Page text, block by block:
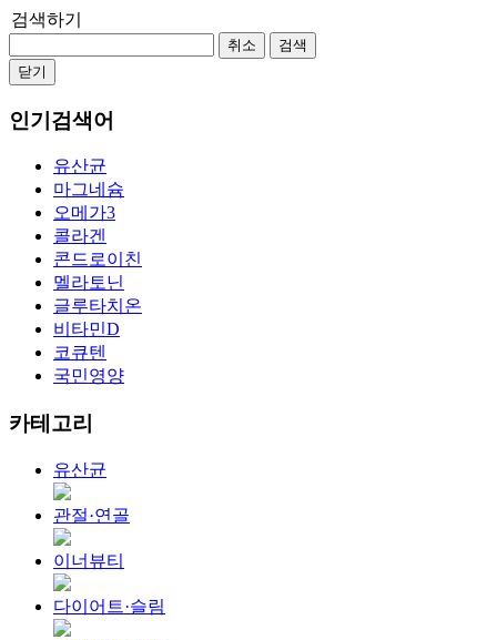
검색하기
취소
검색
닫기
인기검색어
유산균
마그네슘
오메가3
콜라겐
콘드로이친
멜라토닌
글루타치온
비타민D
코큐텐
국민영양
카테고리
유산균
관절·연골
이너뷰티
다이어트·슬림